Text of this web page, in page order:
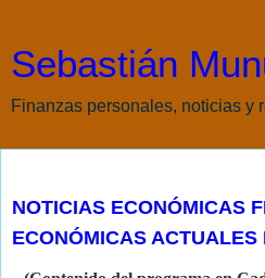
Sebastián
Finanzas personales, noticias y
NOTICIAS ECONÓMICAS
ECONÓMICAS ACTUALES